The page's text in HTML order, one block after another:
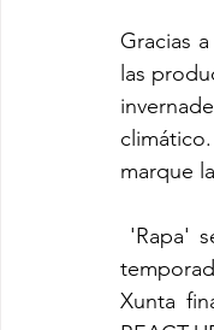
Gracias
las
marque
Xunta